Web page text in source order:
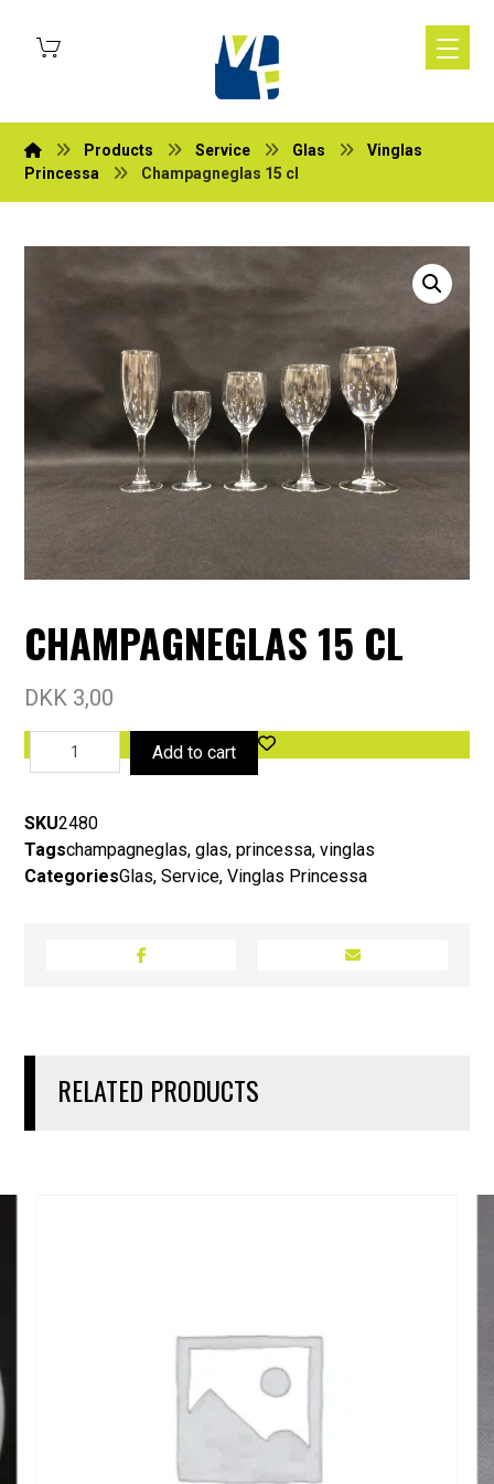
Products Service Glas
Vinglas
Princessa
Champagneglas 15 cl
CHAMPAGNEGLAS 15 CL
DKK 3,00
Add to cart
SKU2480
Tagschampagneglas,glas,princessa,vinglas
CategoriesGlas,Service,Vinglas Princessa
RELATED PRODUCTS